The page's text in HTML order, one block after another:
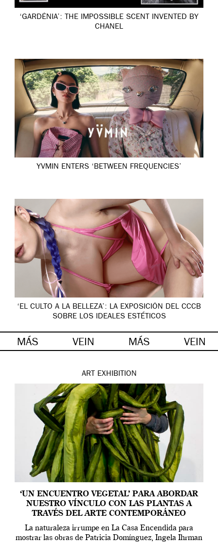
‘GARDÉNIA’: THE IMPOSSIBLE SCENT INVENTED BY
CHANEL
YVMIN ENTERS ‘BETWEEN FREQUENCIES’
‘EL CULTO A LA BELLEZA’: LA EXPOSICIÓN DEL CCCB
SOBRE LOS IDEALES ESTÉTICOS
MÁS VEIN MÁS VEIN
ART EXHIBITION
‘UN ENCUENTRO VEGETAL’ PARA ABORDAR
NUESTRO VÍNCULO CON LAS PLANTAS A
TRAVÉS DEL ARTE CONTEMPORÁNEO
La naturaleza irrumpe en La Casa Encendida para
mostrar las obras de Patricia Domínguez, Ingela Ihrman